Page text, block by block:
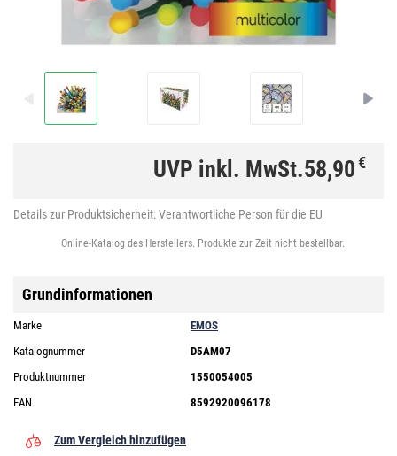
UVP inkl. MwSt.58,90€
Details zur Produktsicherheit:Verantwortliche Person für die EU
Online-Katalog des Herstellers. Produkte zur Zeit nicht bestellbar.
Grundinformationen
Marke
EMOS
Katalognummer
D5AM07
Produktnummer
1550054005
EAN
8592920096178
Zum Vergleich hinzufügen